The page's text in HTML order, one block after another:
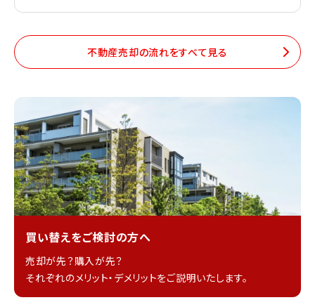
不動産売却の流れをすべて見る
買い替えをご検討の方へ
売却が先？購入が先？
それぞれのメリット・デメリットをご説明いたします。